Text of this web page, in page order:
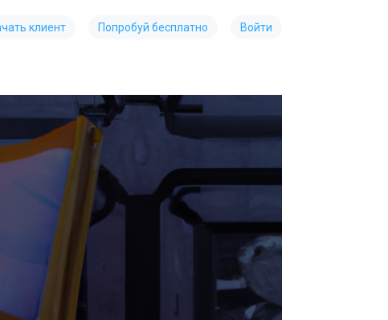
клиент Попробуй бесплатно Войти